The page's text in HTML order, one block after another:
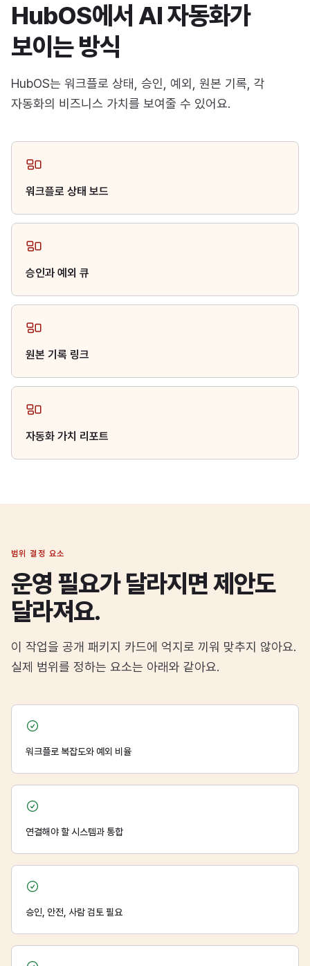
HubOS에서 AI 자동화가
보이는 방식
HubOS는 워크플로 상태, 승인, 예외, 원본 기록, 각
자동화의 비즈니스 가치를 보여줄 수 있어요.
워크플로 상태 보드
승인과 예외 큐
원본 기록 링크
자동화 가치 리포트
범위 결정 요소
운영 필요가 달라지면 제안도
달라져요.
이 작업을 공개 패키지 카드에 억지로 끼워 맞추지 않아요.
실제 범위를 정하는 요소는 아래와 같아요.
워크플로 복잡도와 예외 비율
연결해야 할 시스템과 통합
승인, 안전, 사람 검토 필요